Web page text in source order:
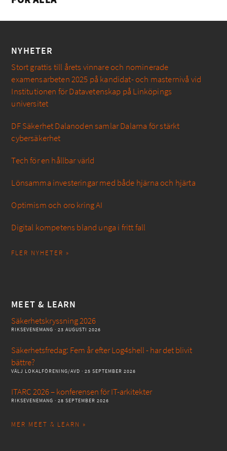
NYHETER
Stort grattis till årets vinnare och nominerade
examensarbeten 2025 på kandidat- och masternivå vid
Institutionen för Datavetenskap på Linköpings
universitet
DF Säkerhet Dalanoden samlar Dalarna för stärkt
cybersäkerhet
Tech för en hållbar värld
Lönsamma investeringar med både hjärna och hjärta
Optimism och oro kring AI
Digital kompetens bland unga i fritt fall
FLER NYHETER »
MEET & LEARN
Säkerhetskryssning 2026
RIKSEVENEMANG · 23 AUGUSTI 2026
Säkerhetsfredag: Fem år efter Log4shell - har det blivit
bättre?
VÄLJ LOKALFÖRENING/AVD · 25 SEPTEMBER 2026
ITARC 2026 – konferensen för IT-arkitekter
RIKSEVENEMANG · 28 SEPTEMBER 2026
MER MEET & LEARN »